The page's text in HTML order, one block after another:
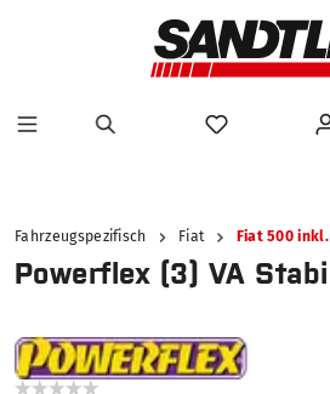
Fahrzeugspezifisch Fiat Fiat 500
Powerflex (3) VA